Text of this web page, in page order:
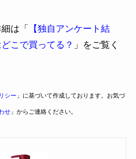
は「
【独自アンケート結
こで買ってる？ 」をご覧く
シー 」に基づいて作成しております。お気づ
せ」からご連絡ください。